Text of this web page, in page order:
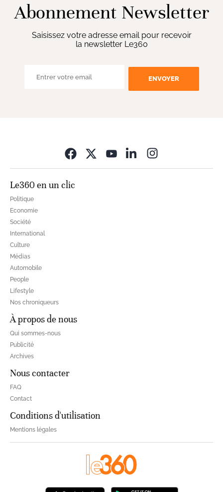
Abonnement Newsletter
Saisissez votre adresse email pour recevoir
la newsletter Le360
ENVOYER
Le360 en un clic
Politique
Economie
Société
International
Culture
Médias
Automobile
People
Lifestyle
Nos chroniqueurs
À propos de nous
Qui sommes-nous
Publicité
Archives
Nous contacter
FAQ
Contact
Conditions d'utilisation
Mentions légales